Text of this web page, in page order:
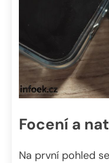
Focení a
Na první pohled